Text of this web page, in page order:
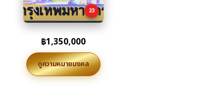
23
฿1,350,000
ดูความหมายมงคล